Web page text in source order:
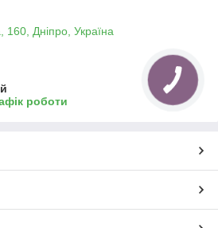
Дніпро, Україна
роботи